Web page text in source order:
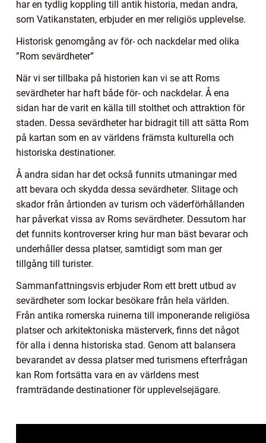
har en tydlig koppling till antik historia, medan andra,
som Vatikanstaten, erbjuder en mer religiös upplevelse.
Historisk genomgång av för- och nackdelar med olika
”Rom sevärdheter”
När vi ser tillbaka på historien kan vi se att Roms
sevärdheter har haft både för- och nackdelar. Å ena
sidan har de varit en källa till stolthet och attraktion för
staden. Dessa sevärdheter har bidragit till att sätta Rom
på kartan som en av världens främsta kulturella och
historiska destinationer.
Å andra sidan har det också funnits utmaningar med
att bevara och skydda dessa sevärdheter. Slitage och
skador från årtionden av turism och väderförhållanden
har påverkat vissa av Roms sevärdheter. Dessutom har
det funnits kontroverser kring hur man bäst bevarar och
underhåller dessa platser, samtidigt som man ger
tillgång till turister.
Sammanfattningsvis erbjuder Rom ett brett utbud av
sevärdheter som lockar besökare från hela världen.
Från antika romerska ruinerna till imponerande religiösa
platser och arkitektoniska mästerverk, finns det något
för alla i denna historiska stad. Genom att balansera
bevarandet av dessa platser med turismens efterfrågan
kan Rom fortsätta vara en av världens mest
framträdande destinationer för upplevelsejägare.